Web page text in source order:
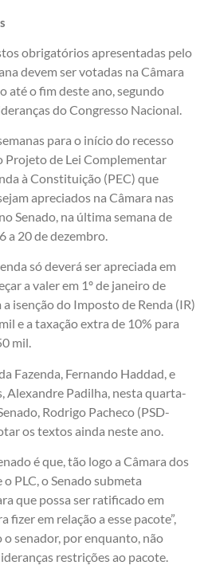
obrigatórios apresentadas pelo
devem ser votadas na Câmara
até o fim deste ano, segundo
do Congresso Nacional.
para o início do recesso
Projeto de Lei Complementar
à Constituição (PEC) que
apreciados na Câmara nas
Senado, na última semana de
a 20 de dezembro.
só deverá ser apreciada em
a valer em 1º de janeiro de
isenção do Imposto de Renda (IR)
e a taxação extra de 10% para
mil.
Fazenda, Fernando Haddad, e
Alexandre Padilha, nesta quarta-
Rodrigo Pacheco (PSD-
os textos ainda neste ano.
é que, tão logo a Câmara dos
PLC, o Senado submeta
que possa ser ratificado em
fizer em relação a esse pacote”,
o senador, por enquanto, não
restrições ao pacote.